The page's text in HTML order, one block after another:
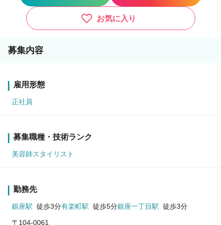
お気に入り
募集内容
雇用形態
正社員
募集職種・技術ランク
美容師スタイリスト
勤務先
銀座駅 徒歩3分有楽町駅 徒歩5分銀座一丁目駅 徒歩3分
〒104-0061